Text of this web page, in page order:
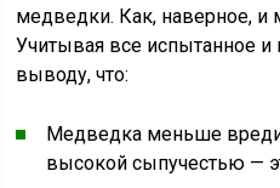
медведки. Как, наверное, и
Учитывая все испытанное и
выводу, что:
Медведка меньше
высокой сыпучестью —